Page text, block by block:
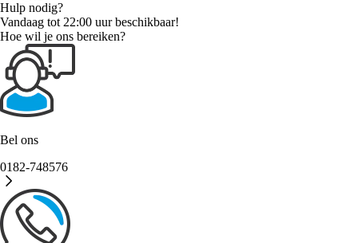
Hulp nodig?
Vandaag tot 22:00 uur beschikbaar!
Hoe wil je ons bereiken?
Bel ons
0182-748576